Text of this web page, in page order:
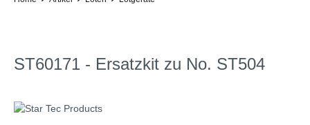
ST60171 - Ersatzkit zu No. ST504